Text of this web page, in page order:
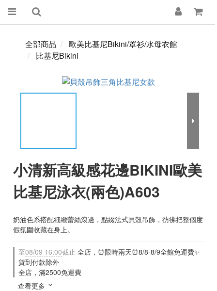
全部商品
歐美比基尼Bikini/罩衫/水母衣館
比基尼Bikini
小清新高級感花邊BIKINI歐美
比基尼泳衣(兩色)A603
奶油色系搭配細緻蕾絲滾邊，點綴法式貝殼吊飾，彷彿把整個度
假氛圍收藏在身上。
至08/09 16:00截止 全店，⏰限時兩天⏰8/8-8/9全館免運費✨
貨到付款除外
全店，滿2500免運費
查看更多